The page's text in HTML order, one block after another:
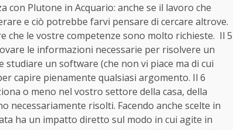
Plutone in Acquario: anche se il lavoro che
e ciò potrebbe farvi pensare di cercare altrove.
che le vostre competenze sono molto richieste. Il 5
le informazioni necessarie per risolvere un
un software (che non vi piace ma di cui
capire pienamente qualsiasi argomento. Il 6
o meno nel vostro settore della casa, della
necessariamente risolti. Facendo anche scelte in
ha un impatto diretto sul modo in cui agite in